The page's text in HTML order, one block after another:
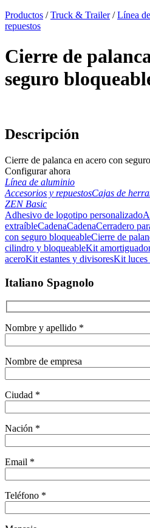
Productos /Truck & Trailer/Línea
repuestos
Cierre de
seguro
Descripción
Cierre de palanca en acero con
Configurar ahora
Línea de aluminio
Accesorios y repuestosCajas de
ZEN Basic
Adhesivo de logotipo personalizado
extraíbleCadenaCadenaCerradero
con seguro bloqueableCierre de
cilindro y bloqueableKit
aceroKit estantes y divisoresKit
Italiano Spagnolo
Nombre y apellido *
Nombre de empresa
Ciudad *
Nación *
Email *
Teléfono *